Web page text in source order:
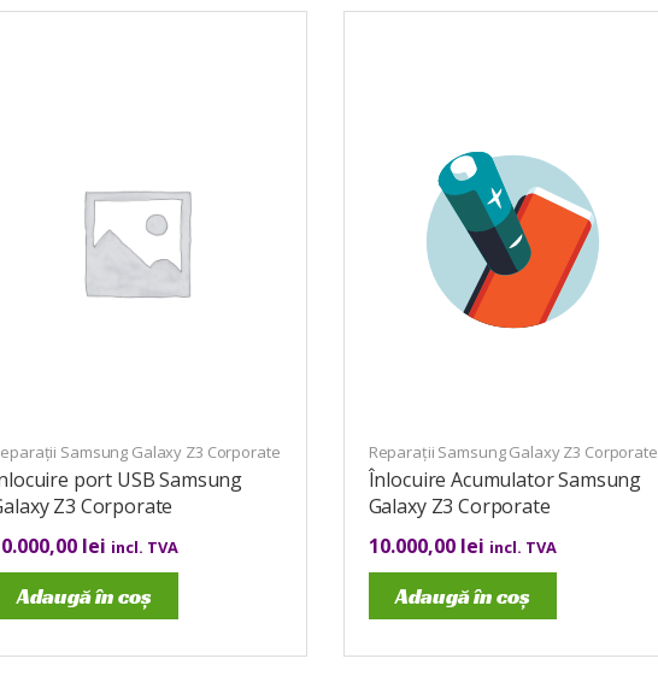
Samsung Galaxy Z3 Corporate
port USB Samsung
Z3 Corporate
lei incl. TVA
Adaugă în coș
Reparații Samsung Galaxy Z3 Corporate
Înlocuire Acumulator Samsung
Galaxy Z3 Corporate
10.000,00 lei incl. TVA
Adaugă în coș